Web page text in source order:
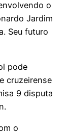
o
Jardim
Seu futuro
pode
cruzeirense
9 disputa
o